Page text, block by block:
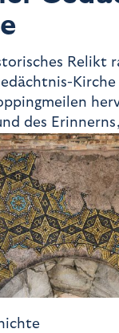
Relikt
Kirche
des
als Mahnmal
Gegenwart.
Stadt findet
der Andacht